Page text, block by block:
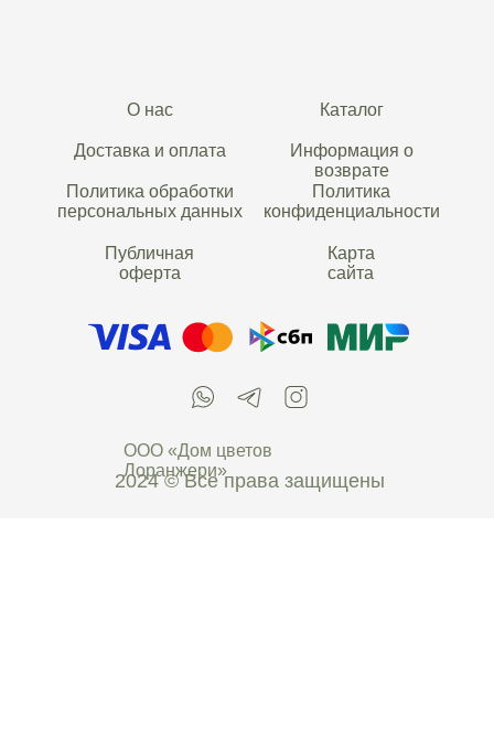
ООО «Дом цветов
Лоранжери»
2024 © Все права защищены
Публичная
оферта
Карта
сайта
Каталог
Информация о
возврате
Политика
конфиденциальности
О нас
Доставка и оплата
Политика обработки
персональных данных